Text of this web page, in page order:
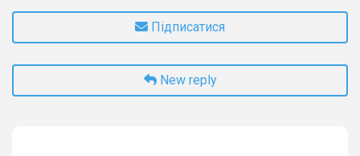
Підписатися
New reply